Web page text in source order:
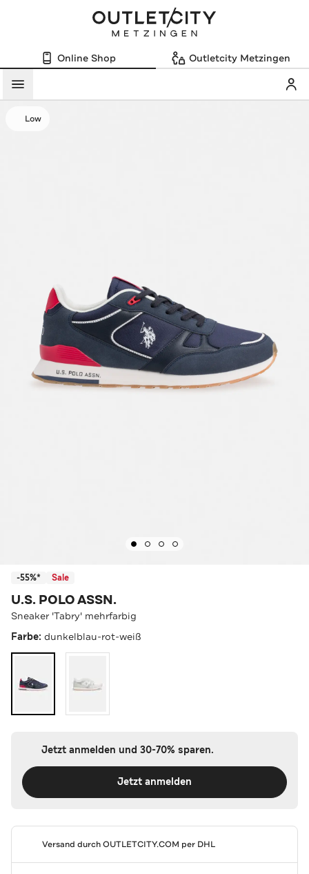
Online Shop Outletcity Metzingen
Menü
Low
-55%* Sale
U.S. POLO ASSN.
Sneaker 'Tabry' mehrfarbig
Farbe: dunkelblau-rot-weiß
Jetzt anmelden und 30-70% sparen.
Jetzt anmelden
Versand durchOUTLETCITY.COM per DHL